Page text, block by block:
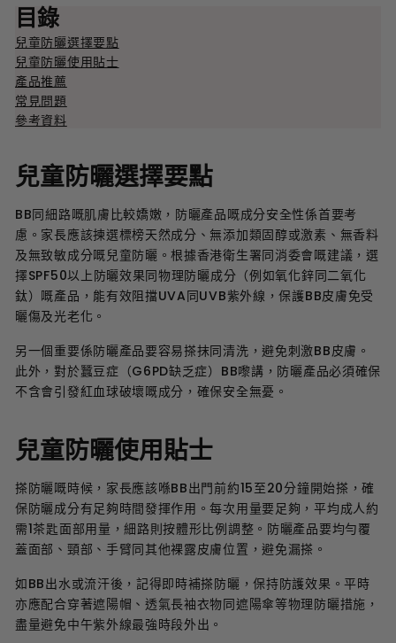
目錄
兒童防曬選擇要點
兒童防曬使用貼士
產品推薦
常見問題
參考資料
兒童防曬選擇要點
BB同細路嘅肌膚比較嬌嫩，防曬產品嘅成分安全性係首要考
慮。家長應該揀選標榜天然成分、無添加類固醇或激素、無香料
及無致敏成分嘅兒童防曬。根據香港衛生署同消委會嘅建議，選
擇SPF50以上防曬效果同物理防曬成分（例如氧化鋅同二氧化
鈦）嘅產品，能有效阻擋UVA同UVB紫外線，保護BB皮膚免受
曬傷及光老化。
另一個重要係防曬產品要容易搽抹同清洗，避免刺激BB皮膚。
此外，對於蠶豆症（G6PD缺乏症）BB嚟講，防曬產品必須確保
不含會引發紅血球破壞嘅成分，確保安全無憂。
兒童防曬使用貼士
搽防曬嘅時候，家長應該喺BB出門前約15至20分鐘開始搽，確
保防曬成分有足夠時間發揮作用。每次用量要足夠，平均成人約
需1茶匙面部用量，細路則按體形比例調整。防曬產品要均勻覆
蓋面部、頸部、手臂同其他裸露皮膚位置，避免漏搽。
如BB出水或流汗後，記得即時補搽防曬，保持防護效果。平時
亦應配合穿著遮陽帽、透氣長袖衣物同遮陽傘等物理防曬措施，
盡量避免中午紫外線最強時段外出。